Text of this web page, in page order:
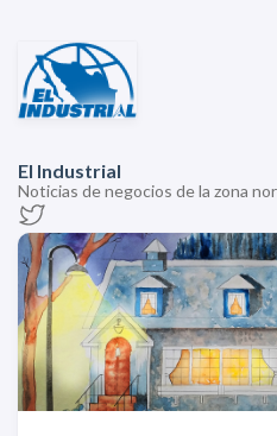
El Industrial
Noticias de negocios de la zona